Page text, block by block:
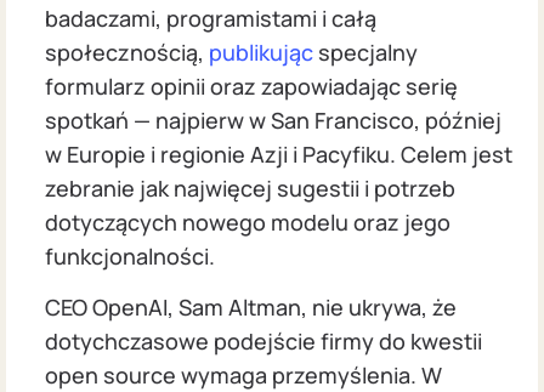
badaczami, programistami i całą
społecznością, publikując specjalny
formularz opinii oraz zapowiadając serię
spotkań — najpierw w San Francisco, później
w Europie i regionie Azji i Pacyfiku. Celem jest
zebranie jak najwięcej sugestii i potrzeb
dotyczących nowego modelu oraz jego
funkcjonalności.
CEO OpenAI, Sam Altman, nie ukrywa, że
dotychczasowe podejście firmy do kwestii
open source wymaga przemyślenia. W